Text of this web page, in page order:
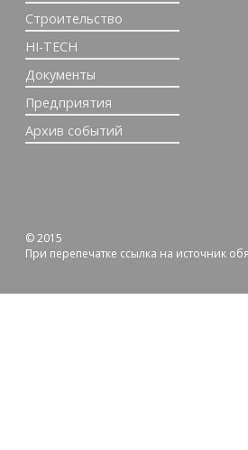
Строительство
HI-TECH
Документы
Предприятия
Архив событий
© 2015
При перепечатке ссылка на источник